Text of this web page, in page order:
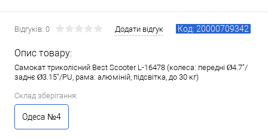
Відгуків: 0 Додати відгук Код: 20000709342
Опис товару:
Самокат триколісний Best Scooter L-16478 (колеса: передні Ø4.7"/
заднє Ø3.15"/PU, рама: алюміній, підсвітка, до 30 кг)
Склад зберігання:
Одеса №4